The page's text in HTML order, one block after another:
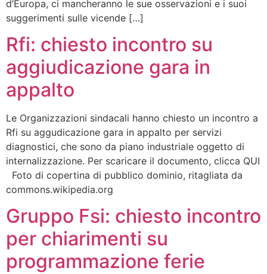
d’Europa, ci mancheranno le sue osservazioni e i suoi
suggerimenti sulle vicende […]
Rfi: chiesto incontro su
aggiudicazione gara in
appalto
Le Organizzazioni sindacali hanno chiesto un incontro a
Rfi su aggudicazione gara in appalto per servizi
diagnostici, che sono da piano industriale oggetto di
internalizzazione. Per scaricare il documento, clicca QUI
Foto di copertina di pubblico dominio, ritagliata da
commons.wikipedia.org
Gruppo Fsi: chiesto incontro
per chiarimenti su
programmazione ferie